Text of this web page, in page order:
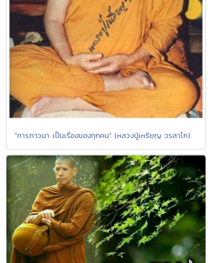
"การภาวนา เป็นเรื่องของทุกคน" (หลวงปู่เหรียญ วรลาโภ)